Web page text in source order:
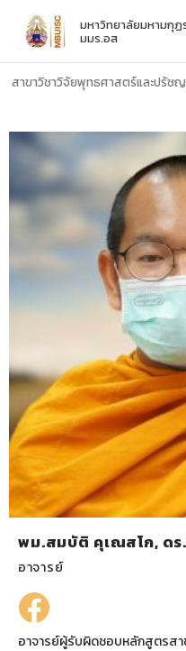
content
มหาวิทยาลัยมหามกุฏ
มมร.อส
สาขาวิชาวิจัยพุทธศาสตร์และปรัช
พม.สมบัติ คุเณสโก, ดร.
อาจารย์
อาจารย์ผู้รับผิดชอบหลักสูตรส